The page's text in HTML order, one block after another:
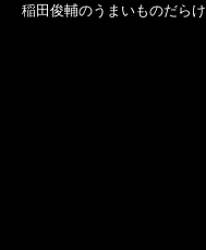
稲田俊輔のうまいものだらけ